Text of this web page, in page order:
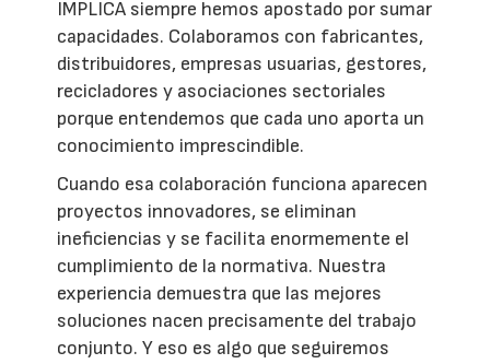
IMPLICA siempre hemos apostado por sumar
capacidades. Colaboramos con fabricantes,
distribuidores, empresas usuarias, gestores,
recicladores y asociaciones sectoriales
porque entendemos que cada uno aporta un
conocimiento imprescindible.
Cuando esa colaboración funciona aparecen
proyectos innovadores, se eliminan
ineficiencias y se facilita enormemente el
cumplimiento de la normativa. Nuestra
experiencia demuestra que las mejores
soluciones nacen precisamente del trabajo
conjunto. Y eso es algo que seguiremos